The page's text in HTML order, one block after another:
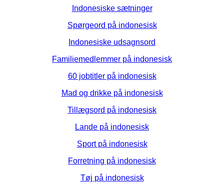
Indonesiske sætninger
Spørgeord på indonesisk
Indonesiske udsagnsord
Familiemedlemmer på indonesisk
60 jobtitler på indonesisk
Mad og drikke på indonesisk
Tillægsord på indonesisk
Lande på indonesisk
Sport på indonesisk
Forretning på indonesisk
Tøj på indonesisk